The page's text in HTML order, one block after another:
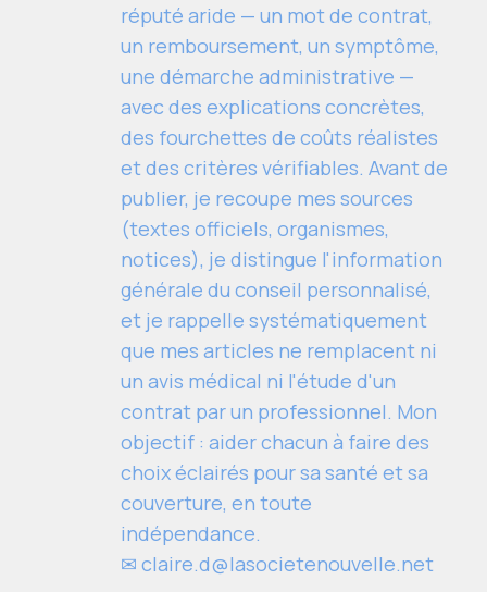
réputé aride — un mot de contrat,
un remboursement, un symptôme,
une démarche administrative —
avec des explications concrètes,
des fourchettes de coûts réalistes
et des critères vérifiables. Avant de
publier, je recoupe mes sources
(textes officiels, organismes,
notices), je distingue l'information
générale du conseil personnalisé,
et je rappelle systématiquement
que mes articles ne remplacent ni
un avis médical ni l'étude d'un
contrat par un professionnel. Mon
objectif : aider chacun à faire des
choix éclairés pour sa santé et sa
couverture, en toute
indépendance.
✉ claire.d@lasocietenouvelle.net